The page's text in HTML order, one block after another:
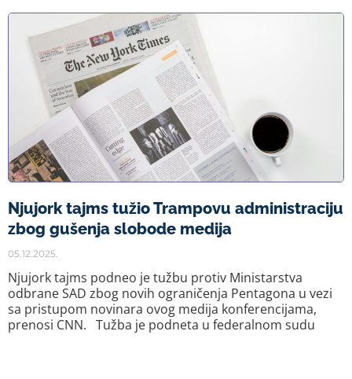
Njujork tajms tužio Trampovu administraciju
zbog gušenja slobode medija
05.12.2025.
Njujork tajms podneo je tužbu protiv Ministarstva
odbrane SAD zbog novih ograničenja Pentagona u vezi
sa pristupom novinara ovog medija konferencijama,
prenosi CNN. Tužba je podneta u federalnom sudu